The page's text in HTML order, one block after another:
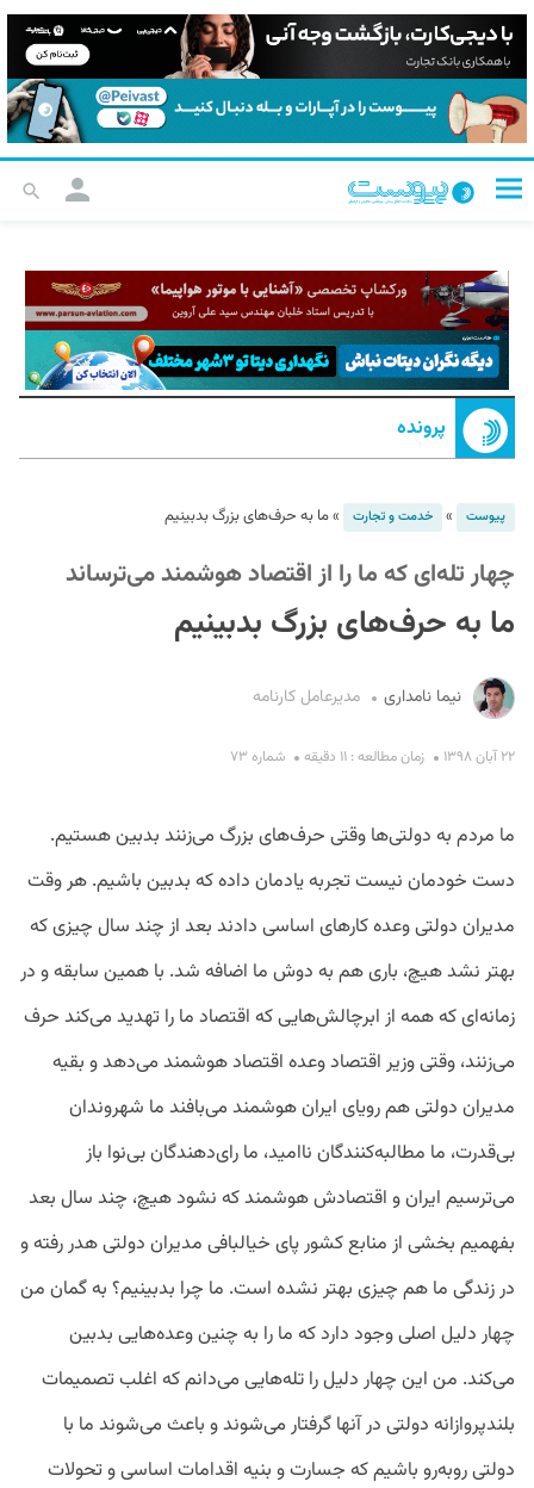
پرونده
پیوست » خدمت و تجارت »ما به حرف‌های بزرگ بدبینیم
چهار تله‌ای که ما را از اقتصاد هوشمند می‌ترساند
ما به حرف‌های بزرگ بدبینیم
نیما نامداری مدیرعامل کارنامه
۲۲ آبان ۱۳۹۸ زمان مطالعه : ۱۱ دقیقه شماره ۷۳
ما مردم به دولتی‌ها وقتی حرف‌های بزرگ می‌زنند بدبین هستیم.
دست خودمان نیست تجربه یادمان داده که بدبین باشیم. هر وقت
مدیران دولتی وعده کارهای اساسی دادند بعد از چند سال چیزی که
بهتر نشد هیچ، باری هم به دوش ما اضافه شد. با همین سابقه و در
زمانه‌ای که همه از ابرچالش‌هایی که اقتصاد ما را تهدید می‌کند حرف
می‌زنند، وقتی وزیر اقتصاد وعده اقتصاد هوشمند می‌دهد و بقیه
مدیران دولتی هم رویای ایران هوشمند می‌بافند ما شهروندان
بی‌قدرت، ما مطالبه‌کنندگان ناامید، ما رای‌دهندگان بی‌نوا باز
می‌ترسیم ایران و اقتصادش هوشمند که نشود هیچ، چند سال بعد
بفهمیم بخشی از منابع کشور پای خیالبافی مدیران دولتی هدر رفته و
در زندگی ما هم چیزی بهتر نشده ‌است. ما چرا بدبینیم؟ به گمان من
چهار دلیل اصلی وجود دارد که ما را به چنین وعده‌هایی بدبین
می‌کند. من این چهار دلیل را تله‌هایی می‌دانم که اغلب تصمیمات
بلندپروازانه دولتی در آنها گرفتار می‌شوند و باعث می‌شوند ما با
دولتی روبه‌رو باشیم که جسارت و بنیه اقدامات اساسی و تحولات